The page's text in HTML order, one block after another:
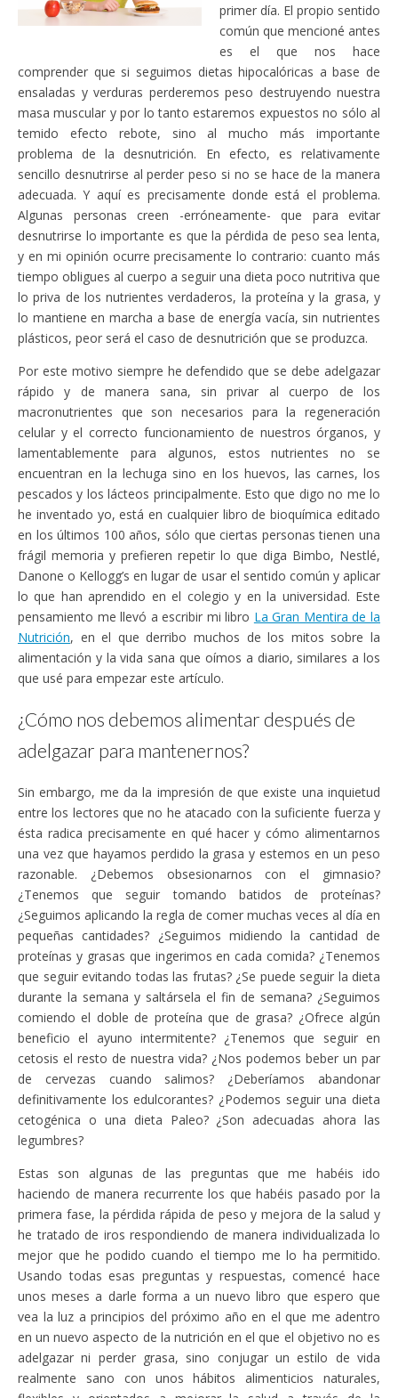
primer día. El propio sentido
común que mencioné antes
es el que nos hace
comprender que si seguimos dietas hipocalóricas a base de
ensaladas y verduras perderemos peso destruyendo nuestra
masa muscular y por lo tanto estaremos expuestos no sólo al
temido efecto rebote, sino al mucho más importante
problema de la desnutrición. En efecto, es relativamente
sencillo desnutrirse al perder peso si no se hace de la manera
adecuada. Y aquí es precisamente donde está el problema.
Algunas personas creen -erróneamente- que para evitar
desnutrirse lo importante es que la pérdida de peso sea lenta,
y en mi opinión ocurre precisamente lo contrario: cuanto más
tiempo obligues al cuerpo a seguir una dieta poco nutritiva que
lo priva de los nutrientes verdaderos, la proteína y la grasa, y
lo mantiene en marcha a base de energía vacía, sin nutrientes
plásticos, peor será el caso de desnutrición que se produzca.
Por este motivo siempre he defendido que se debe adelgazar
rápido y de manera sana, sin privar al cuerpo de los
macronutrientes que son necesarios para la regeneración
celular y el correcto funcionamiento de nuestros órganos, y
lamentablemente para algunos, estos nutrientes no se
encuentran en la lechuga sino en los huevos, las carnes, los
pescados y los lácteos principalmente. Esto que digo no me lo
he inventado yo, está en cualquier libro de bioquímica editado
en los últimos 100 años, sólo que ciertas personas tienen una
frágil memoria y prefieren repetir lo que diga Bimbo, Nestlé,
Danone o Kellogg’s en lugar de usar el sentido común y aplicar
lo que han aprendido en el colegio y en la universidad. Este
pensamiento me llevó a escribir mi libro La Gran Mentira de la
Nutrición, en el que derribo muchos de los mitos sobre la
alimentación y la vida sana que oímos a diario, similares a los
que usé para empezar este artículo.
¿Cómo nos debemos alimentar después de
adelgazar para mantenernos?
Sin embargo, me da la impresión de que existe una inquietud
entre los lectores que no he atacado con la suficiente fuerza y
ésta radica precisamente en qué hacer y cómo alimentarnos
una vez que hayamos perdido la grasa y estemos en un peso
razonable. ¿Debemos obsesionarnos con el gimnasio?
¿Tenemos que seguir tomando batidos de proteínas?
¿Seguimos aplicando la regla de comer muchas veces al día en
pequeñas cantidades? ¿Seguimos midiendo la cantidad de
proteínas y grasas que ingerimos en cada comida? ¿Tenemos
que seguir evitando todas las frutas? ¿Se puede seguir la dieta
durante la semana y saltársela el fin de semana? ¿Seguimos
comiendo el doble de proteína que de grasa? ¿Ofrece algún
beneficio el ayuno intermitente? ¿Tenemos que seguir en
cetosis el resto de nuestra vida? ¿Nos podemos beber un par
de cervezas cuando salimos? ¿Deberíamos abandonar
definitivamente los edulcorantes? ¿Podemos seguir una dieta
cetogénica o una dieta Paleo? ¿Son adecuadas ahora las
legumbres?
Estas son algunas de las preguntas que me habéis ido
haciendo de manera recurrente los que habéis pasado por la
primera fase, la pérdida rápida de peso y mejora de la salud y
he tratado de iros respondiendo de manera individualizada lo
mejor que he podido cuando el tiempo me lo ha permitido.
Usando todas esas preguntas y respuestas, comencé hace
unos meses a darle forma a un nuevo libro que espero que
vea la luz a principios del próximo año en el que me adentro
en un nuevo aspecto de la nutrición en el que el objetivo no es
adelgazar ni perder grasa, sino conjugar un estilo de vida
realmente sano con unos hábitos alimenticios naturales,